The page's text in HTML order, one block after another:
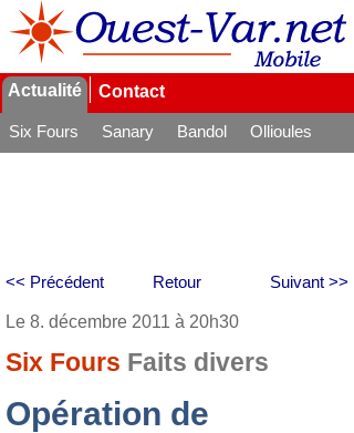
Actualité Contact
Six Fours Sanary Bandol
Ollioules
Retour
<< Précédent Suivant >>
Le 8. décembre 2011 à 20h30
Six Fours Faits divers
Opération de